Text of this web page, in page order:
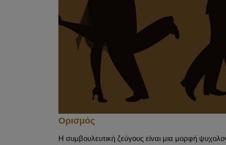
Ορισμός
Η συμβουλευτική ζεύγους είναι μια μορφή